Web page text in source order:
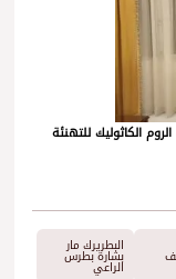
الكاثوليك للتهنئة
البطريرك مار
بشارة بطرس
الراعي